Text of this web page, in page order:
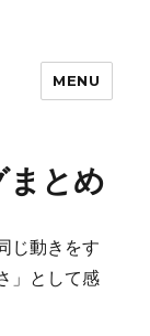
MENU
まとめ
じ動きをす
」として感